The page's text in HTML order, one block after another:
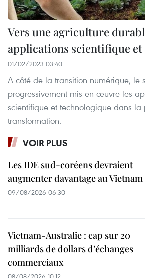
Vers une agriculture
applications scientifique
01/02/2023 03:40
A côté de la transition numérique, le
progressivement mis en œuvre les
scientifique et technologique dans la
transformation.
VOIR PLUS
Les IDE sud-coréens devraient
augmenter davantage au Vietnam
09/08/2026 06:30
Vietnam-Australie : cap sur 20
milliards de dollars d’échanges
commerciaux
08/08/2026 10:12